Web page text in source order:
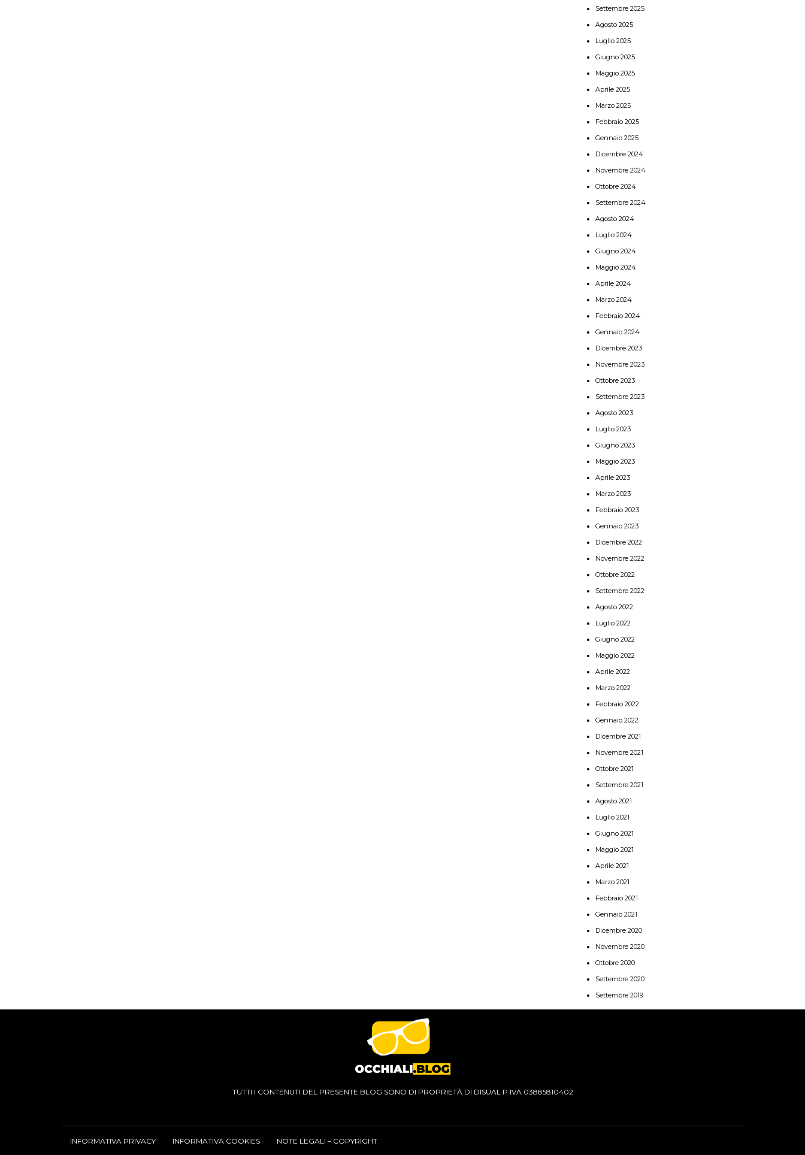
Settembre 2025
Agosto 2025
Luglio 2025
Giugno 2025
Maggio 2025
Aprile 2025
Marzo 2025
Febbraio 2025
Gennaio 2025
Dicembre 2024
Novembre 2024
Ottobre 2024
Settembre 2024
Agosto 2024
Luglio 2024
Giugno 2024
Maggio 2024
Aprile 2024
Marzo 2024
Febbraio 2024
Gennaio 2024
Dicembre 2023
Novembre 2023
Ottobre 2023
Settembre 2023
Agosto 2023
Luglio 2023
Giugno 2023
Maggio 2023
Aprile 2023
Marzo 2023
Febbraio 2023
Gennaio 2023
Dicembre 2022
Novembre 2022
Ottobre 2022
Settembre 2022
Agosto 2022
Luglio 2022
Giugno 2022
Maggio 2022
Aprile 2022
Marzo 2022
Febbraio 2022
Gennaio 2022
Dicembre 2021
Novembre 2021
Ottobre 2021
Settembre 2021
Agosto 2021
Luglio 2021
Giugno 2021
Maggio 2021
Aprile 2021
Marzo 2021
Febbraio 2021
Gennaio 2021
Dicembre 2020
Novembre 2020
Ottobre 2020
Settembre 2020
Settembre 2019
TUTTI I CONTENUTI DEL PRESENTE BLOG SONO DI PROPRIETÀ DI DISUAL P.IVA 03885810402
INFORMATIVA PRIVACY INFORMATIVA COOKIES NOTE LEGALI – COPYRIGHT